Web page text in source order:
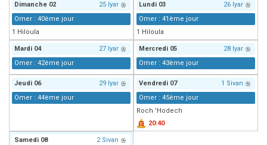
Dimanche 02
25 Iyar
Omer : 40ème jour
1 Hiloula
Lundi 03
26 Iyar
Omer : 41ème jour
1 Hiloula
Mardi 04
27 Iyar
Omer : 42ème jour
Mercredi 05
28 Iyar
Omer : 43ème jour
Jeudi 06
29 Iyar
Omer : 44ème jour
Vendredi 07
1 Sivan
Omer : 45ème jour
Roch 'Hodech
20:40
Samedi 08
2 Sivan